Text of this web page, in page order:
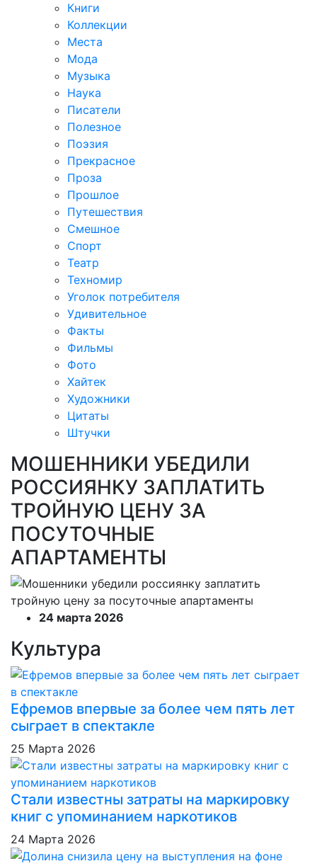
Книги
Коллекции
Места
Мода
Музыка
Наука
Писатели
Полезное
Поэзия
Прекрасное
Проза
Прошлое
Путешествия
Смешное
Спорт
Театр
Техномир
Уголок потребителя
Удивительное
Факты
Фильмы
Фото
Хайтек
Художники
Цитаты
Штучки
МОШЕННИКИ УБЕДИЛИ
РОССИЯНКУ ЗАПЛАТИТЬ
ТРОЙНУЮ ЦЕНУ ЗА
ПОСУТОЧНЫЕ
АПАРТАМЕНТЫ
24 марта 2026
Культура
Ефремов впервые за более чем пять лет
сыграет в спектакле
25 Марта 2026
Стали известны затраты на маркировку
книг с упоминанием наркотиков
24 Марта 2026